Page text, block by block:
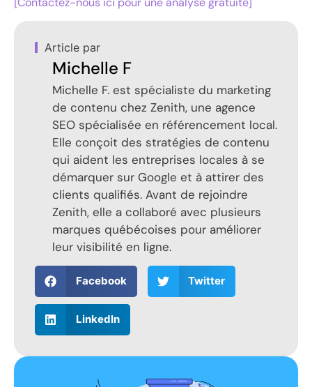
Article par
Michelle F
Michelle F. est spécialiste du marketing
de contenu chez Zenith, une agence
SEO spécialisée en référencement local.
Elle conçoit des stratégies de contenu
qui aident les entreprises locales à se
démarquer sur Google et à attirer des
clients qualifiés. Avant de rejoindre
Zenith, elle a collaboré avec plusieurs
marques québécoises pour améliorer
leur visibilité en ligne.
Facebook Twitter
LinkedIn